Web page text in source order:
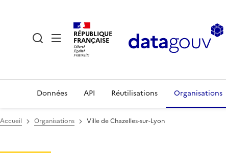
RÉPUBLIQUE
FRANÇAISE
Données API Réutilisations Organisations
Accueil Organisations Ville de Chazelles-sur-Lyon